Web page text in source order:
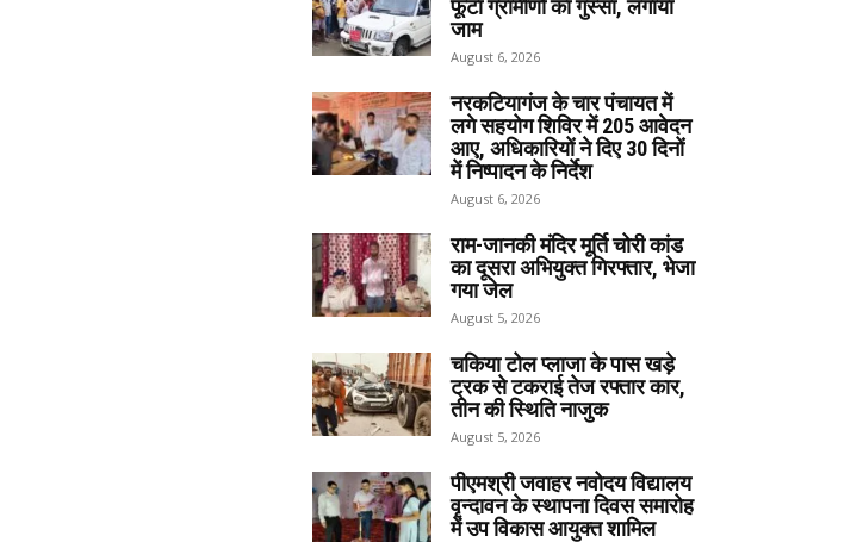
फूटा ग्रामीणों का गुस्सा, लगाया
जाम
August 6, 2026
नरकटियागंज के चार पंचायत में
लगे सहयोग शिविर में 205 आवेदन
आए, अधिकारियों ने दिए 30 दिनों
में निष्पादन के निर्देश
August 6, 2026
राम-जानकी मंदिर मूर्ति चोरी कांड
का दूसरा अभियुक्त गिरफ्तार, भेजा
गया जेल
August 5, 2026
चकिया टोल प्लाजा के पास खड़े
ट्रक से टकराई तेज रफ्तार कार,
तीन की स्थिति नाजुक
August 5, 2026
पीएमश्री जवाहर नवोदय विद्यालय
वृन्दावन के स्थापना दिवस समारोह
में उप विकास आयुक्त शामिल